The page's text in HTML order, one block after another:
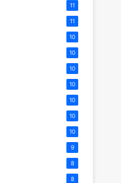
11
11
10
10
10
10
10
10
10
9
8
8